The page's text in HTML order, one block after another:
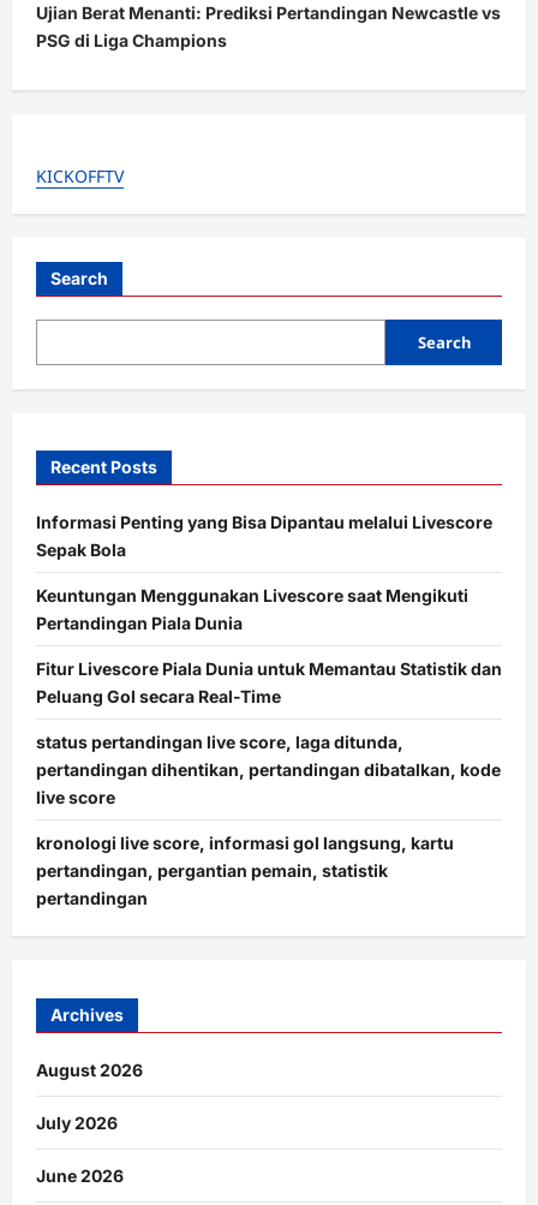
n
a
v
g
o
Ujian Berat Menanti: Prediksi Pertandingan Newcastle vs
PSG di Liga Champions
KICKOFFTV
Search
Search
Recent Posts
Informasi Penting yang Bisa Dipantau melalui Livescore
Sepak Bola
Keuntungan Menggunakan Livescore saat Mengikuti
Pertandingan Piala Dunia
Fitur Livescore Piala Dunia untuk Memantau Statistik dan
Peluang Gol secara Real-Time
status pertandingan live score, laga ditunda,
pertandingan dihentikan, pertandingan dibatalkan, kode
live score
kronologi live score, informasi gol langsung, kartu
pertandingan, pergantian pemain, statistik
pertandingan
Archives
August 2026
July 2026
June 2026